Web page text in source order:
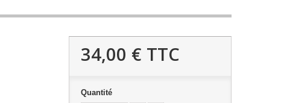
34,00 € TTC
Quantité